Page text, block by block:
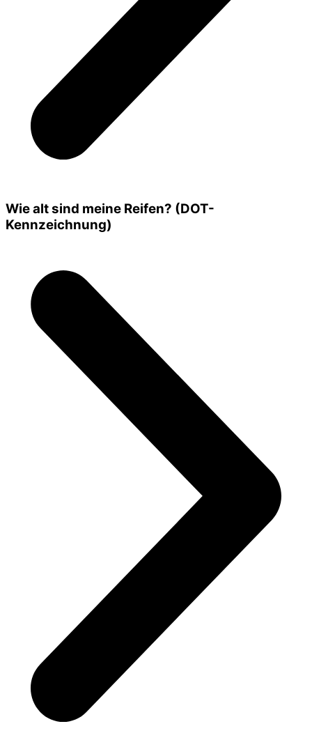
Wie alt sind meine Reifen? (DOT-
Kennzeichnung)